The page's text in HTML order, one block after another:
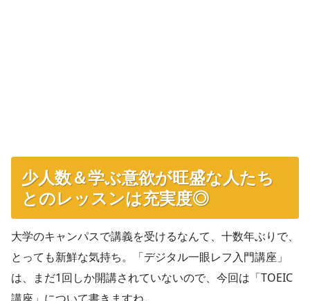
少人数＆学ぶ意欲が旺盛な人たち
とのレッスンは充実度◎
大学のキャンパスで講義を受けるなんて、十数年ぶりで、
とっても新鮮な気持ち。「デジタル一眼レフ入門講座」
は、まだ1回しか開講されていないので、今回は「TOEIC